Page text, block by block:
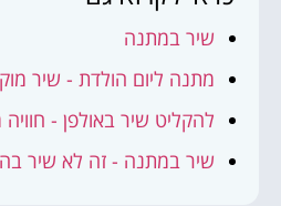
שיר במתנה
מתנה ליום הולדת - שיר
להקליט שיר באולפן - חוויה
שיר במתנה - זה לא שיר